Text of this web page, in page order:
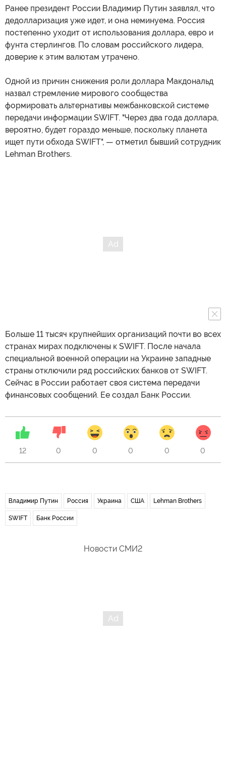
Ранее президент России Владимир Путин заявлял, что
дедолларизация уже идет, и она неминуема. Россия
постепенно уходит от использования доллара, евро и
фунта стерлингов. По словам российского лидера,
доверие к этим валютам утрачено.
Одной из причин снижения роли доллара Макдональд
назвал стремление мирового сообщества
формировать альтернативы межбанковской системе
передачи информации SWIFT. "Через два года доллара,
вероятно, будет гораздо меньше, поскольку планета
ищет пути обхода SWIFT", — отметил бывший сотрудник
Lehman Brothers.
Больше 11 тысяч крупнейших организаций почти во всех
странах мирах подключены к SWIFT. После начала
специальной военной операции на Украине западные
страны отключили ряд российских банков от SWIFT.
Сейчас в России работает своя система передачи
финансовых сообщений. Ее создал Банк России.
12 0 0 0 0 0
Владимир Путин Россия Украина США Lehman Brothers
SWIFT Банк России
Новости СМИ2